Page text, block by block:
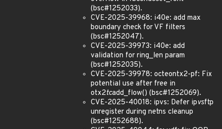
(bsc#1252033).
CVE-2025-39968: i40e: add max
boundary check for VF filters
(bsc#1252047).
CVE-2025-39973: i40e: add
validation for ring_len param
(bsc#1252035).
CVE-2025-39978: octeontx2-pf: Fix
potential use after free in
otx2tcadd_flow() (bsc#1252069).
CVE-2025-40018: ipvs: Defer ipvsftp
unregister during netns cleanup
(bsc#1252688).